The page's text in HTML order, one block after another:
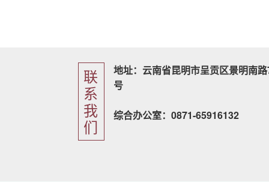
联
系
我
们
地址：云南省昆明市呈贡区景明南
号
综合办公室：0871-65916132